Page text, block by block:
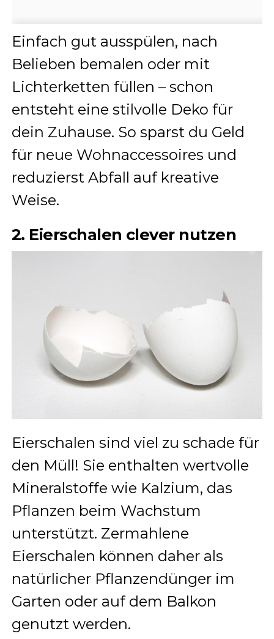
Einfach gut ausspülen, nach
Belieben bemalen oder mit
Lichterketten füllen – schon
entsteht eine stilvolle Deko für
dein Zuhause. So sparst du Geld
für neue Wohnaccessoires und
reduzierst Abfall auf kreative
Weise.
2. Eierschalen clever nutzen
Eierschalen sind viel zu schade für
den Müll! Sie enthalten wertvolle
Mineralstoffe wie Kalzium, das
Pflanzen beim Wachstum
unterstützt. Zermahlene
Eierschalen können daher als
natürlicher Pflanzendünger im
Garten oder auf dem Balkon
genutzt werden.